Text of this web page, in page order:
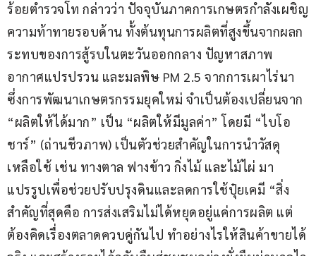
ร้อยตำรวจโท กล่าวว่า ปัจจุบันภาคการเกษตรกำลังเผชิญ
ความท้าทายรอบด้าน ทั้งต้นทุนการผลิตที่สูงขึ้นจากผลก
ระทบของการสู้รบในตะวันออกกลาง ปัญหาสภาพ
อากาศแปรปรวน และมลพิษ PM 2.5 จากการเผาไร่นา
ซึ่งการพัฒนาเกษตรกรรมยุคใหม่ จำเป็นต้องเปลี่ยนจาก
“ผลิตให้ได้มาก” เป็น “ผลิตให้มีมูลค่า” โดยมี “ไบโอ
ชาร์” (ถ่านชีวภาพ) เป็นตัวช่วยสำคัญในการนำวัสดุ
เหลือใช้ เช่น ทางตาล ฟางข้าว กิ่งไม้ และไม้ไผ่ มา
แปรรูปเพื่อช่วยปรับปรุงดินและลดการใช้ปุ๋ยเคมี “สิ่ง
สำคัญที่สุดคือ การส่งเสริมไม่ได้หยุดอยู่แค่การผลิต แต่
ต้องคิดเรื่องตลาดควบคู่กันไป ทำอย่างไรให้สินค้าขายได้